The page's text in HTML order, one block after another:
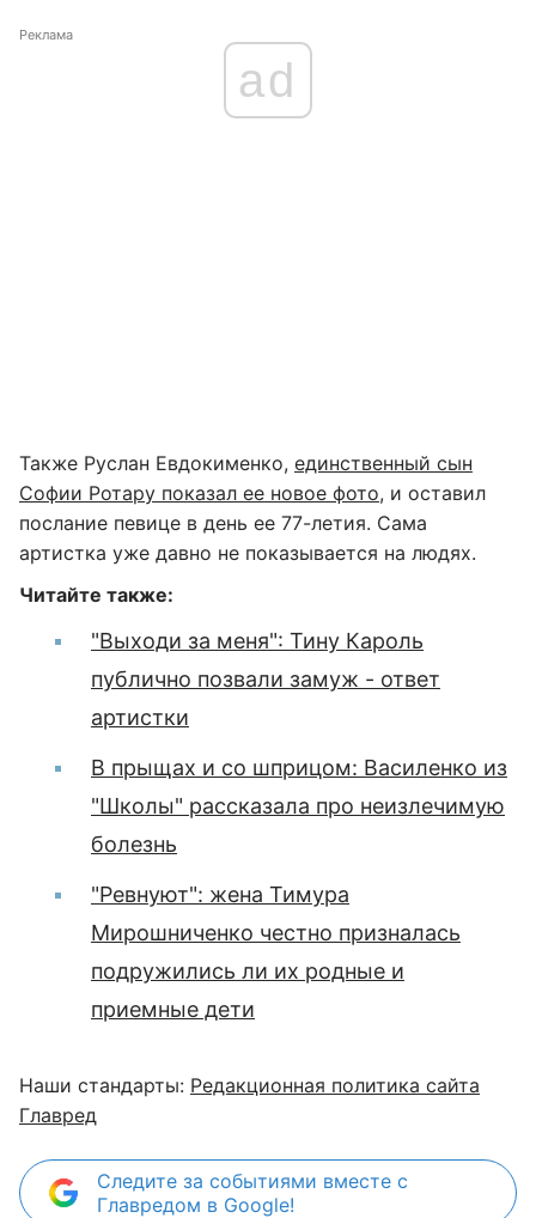
Реклама
ad
Также Руслан Евдокименко, единственный сын
Софии Ротару показал ее новое фото, и оставил
послание певице в день ее 77-летия. Сама
артистка уже давно не показывается на людях.
Читайте также:
"Выходи за меня": Тину Кароль
публично позвали замуж - ответ
артистки
В прыщах и со шприцом: Василенко из
"Школы" рассказала про неизлечимую
болезнь
"Ревнуют": жена Тимура
Мирошниченко честно призналась
подружились ли их родные и
приемные дети
Наши стандарты: Редакционная политика сайта
Главред
Следите за событиями вместе с
Главредом в Google!